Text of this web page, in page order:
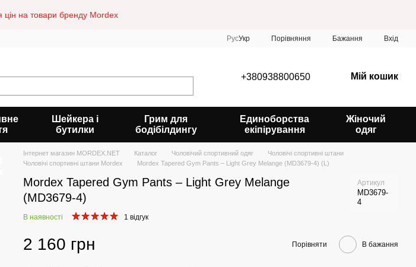
на товари бренду Mordex
РусУкр Порівняння Бажання Вхід
+380938800650 Мій кошик
Шейкера і
бутилки
Грим для
бодібілдингу
Единоборства
екіпірування
Жіночий
одяг
Інтернет магазин MORDEX.NET Каталог Чоловічий спортивний одяг
Чоловічі спортивні штани
Чоловічі спортивні штани Mordex
Mordex Tapered Gym Pants – Light Grey Melange (MD3679-4) (L)
Mordex Tapered Gym Pants – Light Grey Melange
(MD3679-4)
Артикул
MD3679-
4
В наявності 1 відгук
2 160 грн Порівняти В бажання